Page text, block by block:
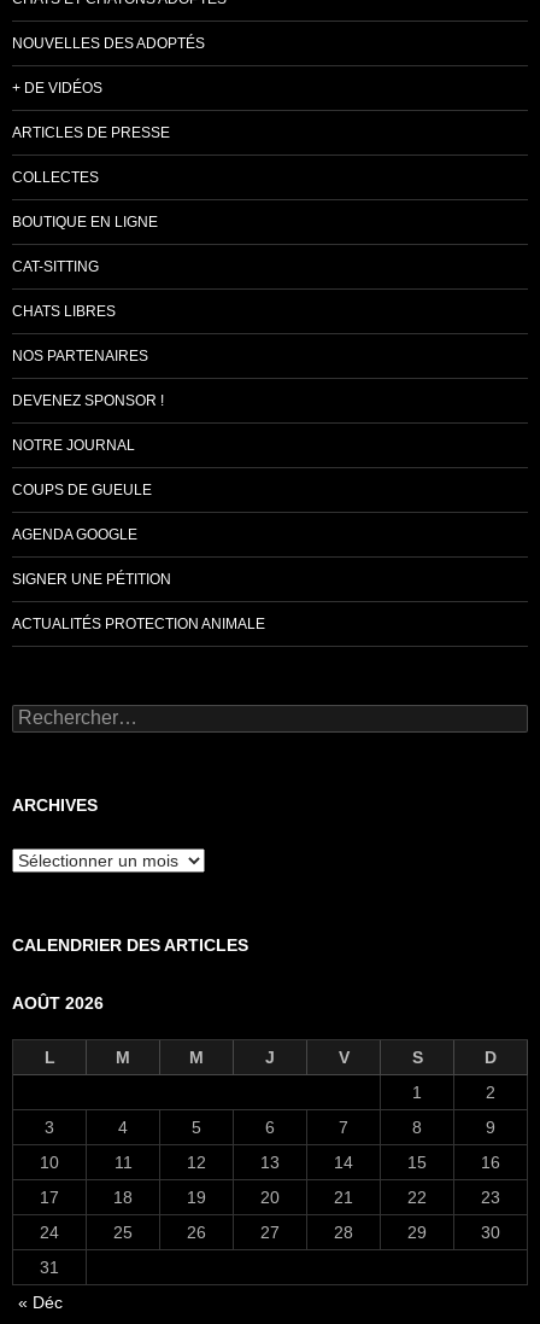
NOUVELLES DES ADOPTÉS
+ DE VIDÉOS
ARTICLES DE PRESSE
COLLECTES
BOUTIQUE EN LIGNE
CAT-SITTING
CHATS LIBRES
NOS PARTENAIRES
DEVENEZ SPONSOR !
NOTRE JOURNAL
COUPS DE GUEULE
AGENDA GOOGLE
SIGNER UNE PÉTITION
ACTUALITÉS PROTECTION ANIMALE
Rechercher :
ARCHIVES
Archives
CALENDRIER DES ARTICLES
AOÛT 2026
L M M J V S
D
1
2
3
4 5 6 7 8
9
10
11 12 13 14 15
16
17
18 19 20 21 22
23
24
25 26 27 28 29
30
31
« Déc